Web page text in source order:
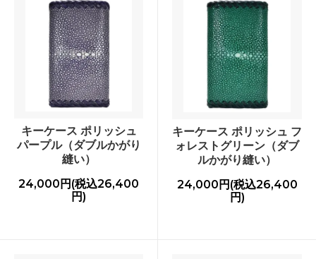
キーケース ポリッシュ
パープル（ダブルかがり
縫い）
24,000円(税込26,400
円)
キーケース ポリッシュ フ
ォレストグリーン（ダブ
ルかがり縫い）
24,000円(税込26,400
円)